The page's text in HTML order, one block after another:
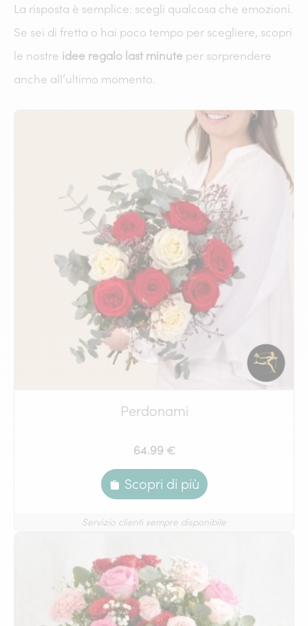
La risposta è semplice: scegli qualcosa che emozioni.
Se sei di fretta o hai poco tempo per scegliere, scopri
le nostre idee regalo last minute per sorprendere
anche all’ultimo momento.
Perdonami
64.99 €
Scopri di più
Servizio clienti sempre disponibile